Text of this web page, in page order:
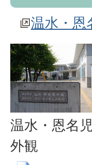
温水・恩
温水・恩名
外観